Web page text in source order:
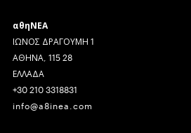
αθηΝΕΑ
ΙΩΝΟΣ ΔΡΑΓΟΥΜΗ 1
ΑΘΗΝΑ, 115 28
ΕΛΛΑΔΑ
+30 210 3318831
info@a8inea.com